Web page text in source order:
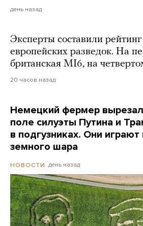
день назад
Эксперты составили
европейских разведок. На
британская MI6, на
20 часов назад
Немецкий фермер вырезал
поле силуэты Путина и
в подгузниках. Они
земного шара
НОВОСТИ день назад